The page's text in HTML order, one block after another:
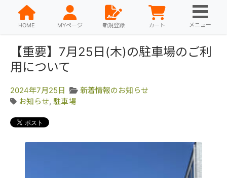
HOME MYページ 新規登録 カート メニュー
【重要】7月25日(木)の駐車場のご利
用について
2024年7月25日
新着情報のお知らせ
お知らせ, 駐車場